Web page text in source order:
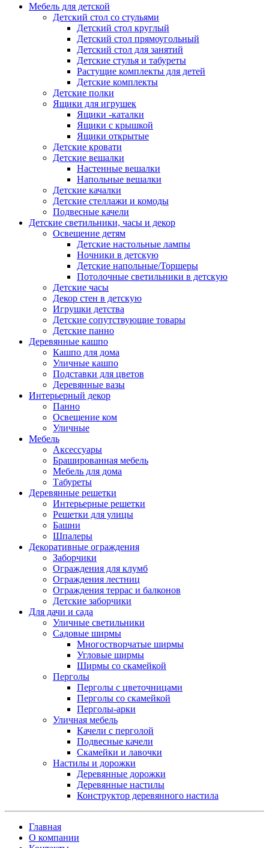
Мебель для детской
Детский стол со стульями
Детский стол круглый
Детский стол прямоугольный
Детский стол для занятий
Детские стулья и табуреты
Растущие комплекты для детей
Детские комплекты
Детские полки
Ящики для игрушек
Ящики -каталки
Ящики с крышкой
Ящики открытые
Детские кровати
Детские вешалки
Настенные вешалки
Напольные вешалки
Детские качалки
Детские стеллажи и комоды
Подвесные качели
Детские светильники, часы и декор
Освещение детям
Детские настольные лампы
Ночники в детскую
Детские напольные/Торшеры
Потолочные светильники в детскую
Детские часы
Декор стен в детскую
Игрушки детства
Детские сопутствующие товары
Детские панно
Деревянные кашпо
Кашпо для дома
Уличные кашпо
Подставки для цветов
Деревянные вазы
Интерьерный декор
Панно
Освещение ком
Уличные
Мебель
Аксессуары
Брашированная мебель
Мебель для дома
Табуреты
Деревянные решетки
Интерьерные решетки
Решетки для улицы
Башни
Шпалеры
Декоративные ограждения
Заборчики
Ограждения для клумб
Ограждения лестниц
Ограждения террас и балконов
Детские заборчики
Для дачи и сада
Уличные светильники
Садовые ширмы
Многостворчатые ширмы
Угловые ширмы
Ширмы со скамейкой
Перголы
Перголы с цветочницами
Перголы со скамейкой
Перголы-арки
Уличная мебель
Качели с перголой
Подвесные качели
Скамейки и лавочки
Настилы и дорожки
Деревянные дорожки
Деревянные настилы
Конструктор деревянного настила
Главная
О компании